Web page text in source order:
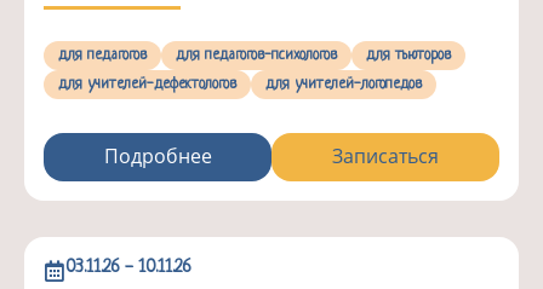
для педагогов для педагогов-психологов
для тьюторов
для учителей-дефектологов
для учителей-логопедов
Подробнее Записаться
03.11.26 - 10.11.26